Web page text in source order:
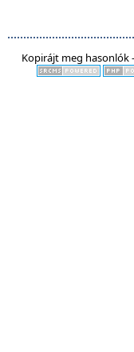
Kopirájt meg hasonlók